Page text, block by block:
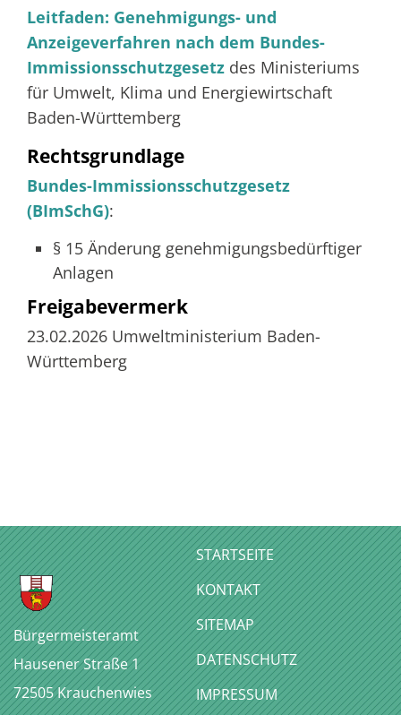
Leitfaden: Genehmigungs- und
Anzeigeverfahren nach dem Bundes-
Immissionsschutzgesetz des Ministeriums
für Umwelt, Klima und Energiewirtschaft
Baden-Württemberg
Rechtsgrundlage
Bundes-Immissionsschutzgesetz
(BImSchG):
§ 15 Änderung genehmigungsbedürftiger
Anlagen
Freigabevermerk
23.02.2026 Umweltministerium Baden-
Württemberg
Bürgermeisteramt
Hausener Straße 1
72505Krauchenwies
STARTSEITE
KONTAKT
SITEMAP
DATENSCHUTZ
IMPRESSUM